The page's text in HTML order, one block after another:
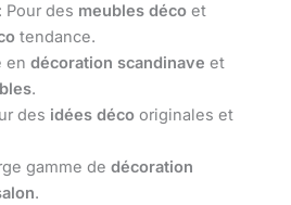
: Pour des meubles déco et
tendance.
en décoration scandinave et
.
des idées déco originales et
gamme de décoration
.